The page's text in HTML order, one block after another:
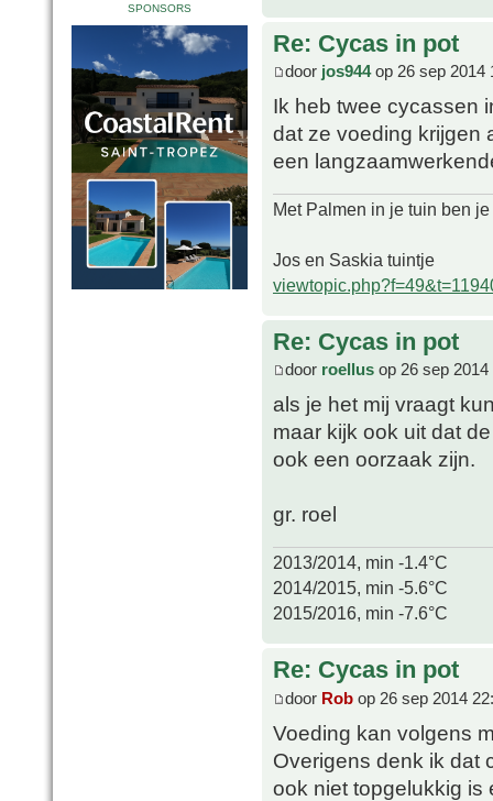
SPONSORS
Re: Cycas in pot
door jos944op 26 sep 2014
Ik heb twee cycassen
dat ze voeding krijgen
een
Met Palmen in je tuin ben
Jos en Saskia tuintje
Re: Cycas in pot
door roellus op 26 sep 2014
als je het mij vraagt
maar kijk ook uit dat
ook een oorzaak zijn.
gr. roel
2013/2014, min -1.4°C
2014/2015, min -5.6°C
2015/2016, min -7.6°C
Re: Cycas in pot
door Rob op 26 sep 2014
Voeding kan volgens
Overigens denk ik dat
ook niet topgelukkig is